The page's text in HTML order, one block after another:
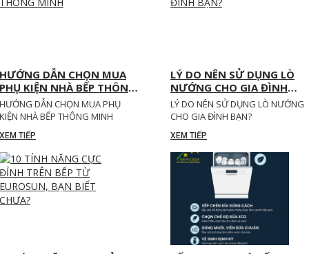
HƯỚNG DẪN CHỌN MUA
PHỤ KIỆN NHÀ BẾP THÔNG
MINH
HƯỚNG DẪN CHỌN MUA PHỤ
KIỆN NHÀ BẾP THÔNG MINH
XEM TIẾP
LÝ DO NÊN SỬ DỤNG LÒ
NƯỚNG CHO GIA ĐÌNH
BẠN?
LÝ DO NÊN SỬ DỤNG LÒ NƯỚNG
CHO GIA ĐÌNH BẠN?
XEM TIẾP